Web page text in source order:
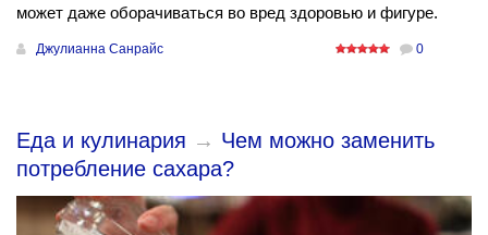
может даже оборачиваться во вред здоровью и фигуре.
Джулианна Санрайс 0
Еда и кулинария → Чем можно заменить
потребление сахара?